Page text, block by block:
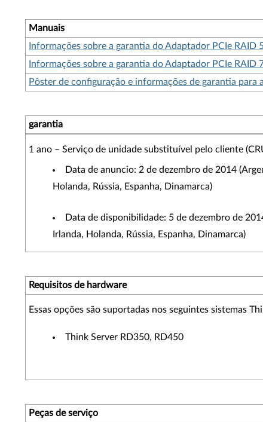
Manuais
Informações sobre a garantia do Adaptador PCIe RAID
Informações sobre a garantia do Adaptador PCIe RAID
Pôster de configuração e informações de garantia para
garantia
1 ano – Serviço de unidade substituível pelo cliente
Data de anuncio: 2 de dezembro de 2014
Holanda, Rússia, Espanha, Dinamarca)
Data de disponibilidade: 5 de dezembro de
Irlanda, Holanda, Rússia, Espanha, Dinamarca)
Requisitos de hardware
Essas opções são suportadas nos seguintes sistemas
Think Server RD350, RD450
Peças de serviço